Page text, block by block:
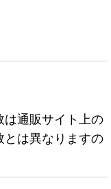
は通販サイト上の
とは異なりますの